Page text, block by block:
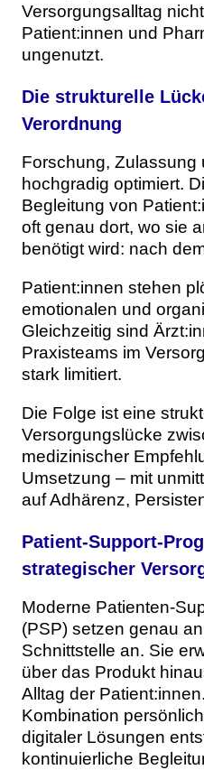
Versorgungsalltag
Patient:innen und
ungenutzt.
Die strukturelle
Verordnung
Forschung, Zulassung
hochgradig optimiert.
Begleitung von
oft genau dort, wo sie
benötigt wird: nach
Patient:innen stehen
emotionalen und
Gleichzeitig sind
Praxisteams im
stark limitiert.
Die Folge ist eine
Versorgungslücke
medizinischer
Umsetzung – mit
auf Adhärenz,
Patient-Support-
strategischer
Moderne Patienten-
(PSP) setzen genau
Schnittstelle an. Sie
über das Produkt
Alltag der
Kombination
digitaler Lösungen
kontinuierliche